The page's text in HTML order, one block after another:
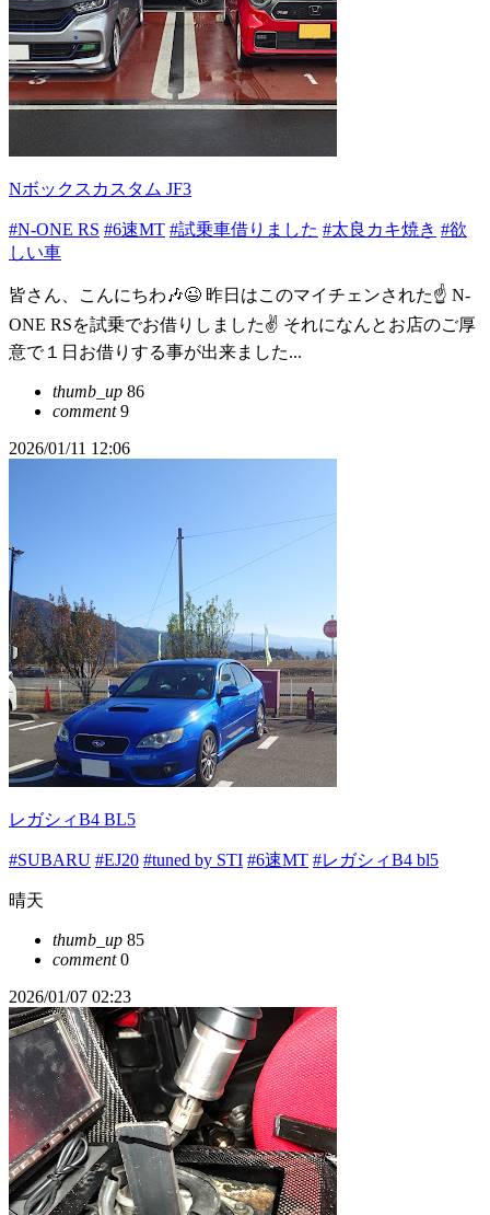
Nボックスカスタム JF3
#N-ONE RS #6速MT #試乗車借りました #太良カキ焼き #欲
しい車
皆さん、こんにちわ🎶😉 昨日はこのマイチェンされた☝️ N-
ONE RSを試乗でお借りしました✌️ それになんとお店のご厚
意で１日お借りする事が出来ました...
thumb_up 86
comment9
2026/01/11 12:06
レガシィB4 BL5
#SUBARU #EJ20 #tuned by STI #6速MT #レガシィB4 bl5
晴天
thumb_up 85
comment0
2026/01/07 02:23